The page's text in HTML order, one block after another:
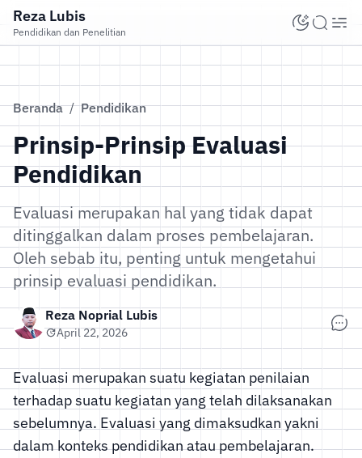
Reza Lubis
Pendidikan dan Penelitian
Beranda / Pendidikan
Prinsip-Prinsip Evaluasi
Pendidikan
Evaluasi merupakan hal yang tidak dapat
ditinggalkan dalam proses pembelajaran.
Oleh sebab itu, penting untuk mengetahui
prinsip evaluasi pendidikan.
Reza Noprial Lubis
April 22, 2026
Evaluasi merupakan suatu kegiatan penilaian
terhadap suatu kegiatan yang telah dilaksanakan
sebelumnya. Evaluasi yang dimaksudkan yakni
dalam konteks pendidikan atau pembelajaran.